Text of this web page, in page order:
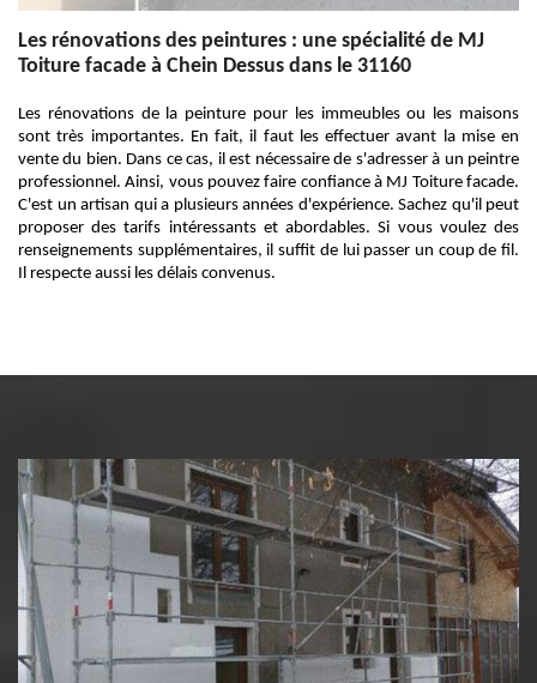
Les rénovations des peintures : une spécialité de MJ
Toiture facade à Chein Dessus dans le 31160
Les rénovations de la peinture pour les immeubles ou les maisons
sont très importantes. En fait, il faut les effectuer avant la mise en
vente du bien. Dans ce cas, il est nécessaire de s'adresser à un peintre
professionnel. Ainsi, vous pouvez faire confiance à MJ Toiture facade.
C'est un artisan qui a plusieurs années d'expérience. Sachez qu'il peut
proposer des tarifs intéressants et abordables. Si vous voulez des
renseignements supplémentaires, il suffit de lui passer un coup de fil.
Il respecte aussi les délais convenus.